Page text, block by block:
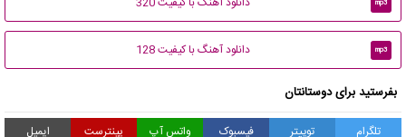
mp3
mp3 دانلود آهنگ با کیفیت 128
بفرستید برای دوستانتان
تلگرام توییتر فیسبوک واتس آپ پینترست ایمیل